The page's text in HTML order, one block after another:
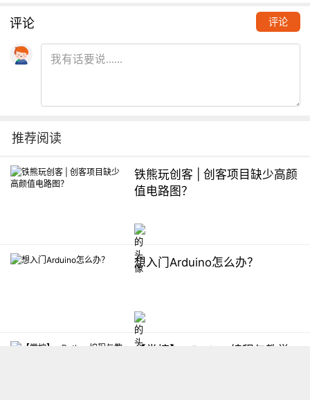
评论 评论
推荐阅读
铁熊玩创客 | 创客项目缺少高颜
值电路图？
想入门Arduino怎么办？
【掌控】mPython编程与教学